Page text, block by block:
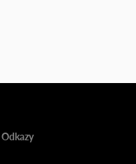
Odkazy